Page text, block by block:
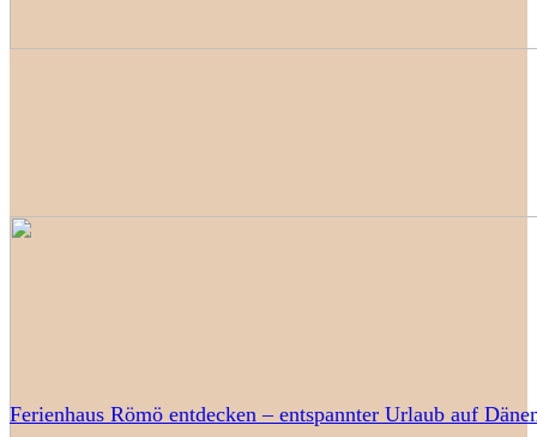
Ferienhaus Römö entdecken – entspannter Urlaub auf